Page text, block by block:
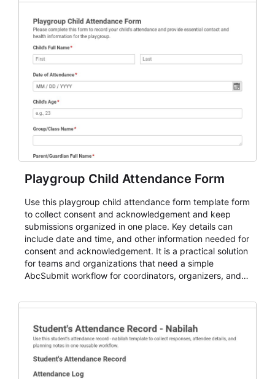
Playgroup Child Attendance Form
Use this playgroup child attendance form template form
to collect consent and acknowledgement and keep
submissions organized in one place. Key details can
include date and time, and other information needed for
consent and acknowledgement. It is a practical solution
for teams and organizations that need a simple
AbcSubmit workflow for coordinators, organizers, and